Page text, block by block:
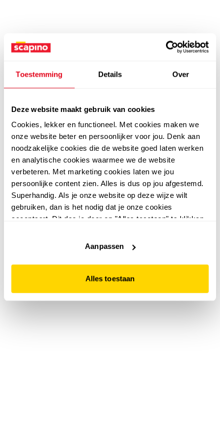
Toestemming Details Over
Deze website maakt gebruik van cookies
Cookies, lekker en functioneel. Met cookies maken we
onze website beter en persoonlijker voor jou. Denk aan
noodzakelijke cookies die de website goed laten werken
en analytische cookies waarmee we de website
verbeteren. Met marketing cookies laten we jou
persoonlijke content zien. Alles is dus op jou afgestemd.
Superhandig. Als je onze website op deze wijze wilt
gebruiken, dan is het nodig dat je onze cookies
accepteert. Dit doe je door op "Alles toestaan" te klikken.
website niet optimaal functioneert.
Aanpassen
Alles toestaan